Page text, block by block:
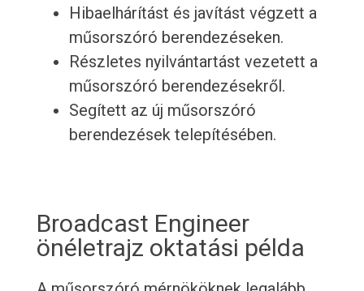
Hibaelhárítást és javítást végzett a
műsorszóró berendezéseken.
Részletes nyilvántartást vezetett a
műsorszóró berendezésekről.
Segített az új műsorszóró
berendezések telepítésében.
Broadcast Engineer
önéletrajz oktatási példa